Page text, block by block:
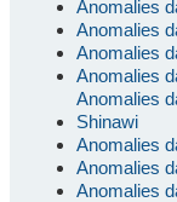
Anomalies
Anomalies
Anomalies
Anomalies
Anomalies
Shinawi
Anomalies
Anomalies
Anomalies